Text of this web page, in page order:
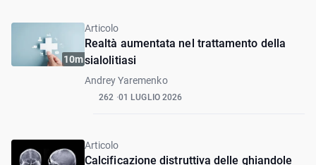
10m
Articolo
Realtà aumentata nel trattamento della
sialolitiasi
Andrey Yaremenko
262 01 LUGLIO 2026
Articolo
Calcificazione distruttiva delle ghiandole